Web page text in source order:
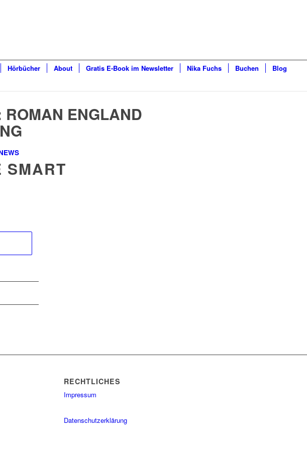
Hörbücher About Gratis E-Book im Newsletter Nika Fuchs Buchen Blog
ROMAN ENGLAND
SMART
RECHTLICHES
Impressum
Datenschutzerklärung